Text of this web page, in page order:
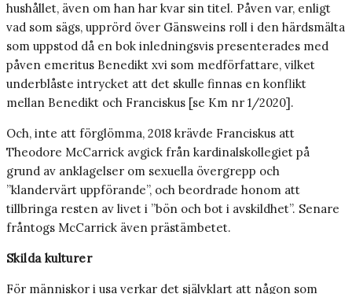
hushållet, även om han har kvar sin titel. Påven var, enligt
vad som sägs, upprörd över Gänsweins roll i den härdsmälta
som uppstod då en bok inledningsvis presenterades med
påven emeritus Benedikt xvi som medförfattare, vilket
underblåste intrycket att det skulle finnas en konflikt
mellan Benedikt och Franciskus [se Km nr 1/2020].
Och, inte att förglömma, 2018 krävde Franciskus att
Theodore McCarrick avgick från kardinalskollegiet på
grund av anklagelser om sexuella övergrepp och
”klandervärt uppförande”, och beordrade honom att
tillbringa resten av livet i ”bön och bot i avskildhet”. Senare
fråntogs McCarrick även prästämbetet.
Skilda kulturer
För människor i usa verkar det självklart att någon som